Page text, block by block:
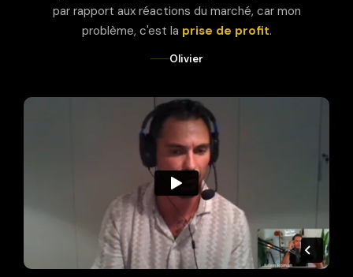
par rapport aux réactions du marché, car mon
problème, c'est la prise de profit.
Olivier